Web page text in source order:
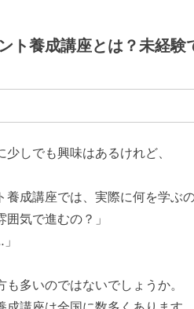
ト養成講座とは？未経
しでも興味はあるけれど、
養成講座では、実際に何を学ぶの
囲気で進むの？」
多いのではないでしょうか。